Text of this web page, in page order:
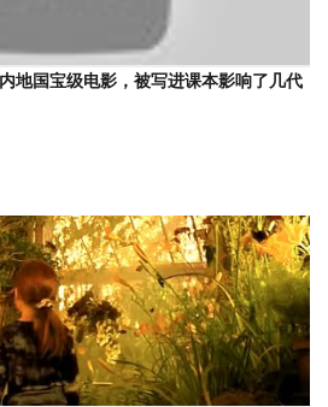
地国宝级电影，被写进课本影响了几代